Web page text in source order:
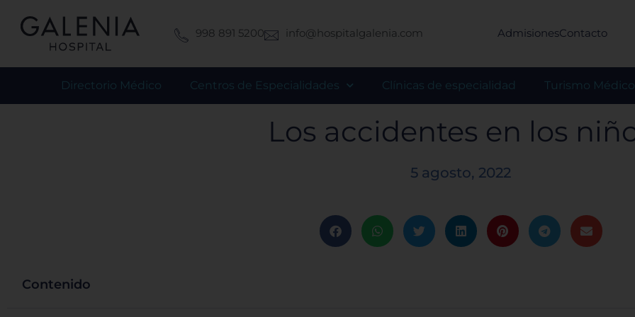
contenido
998 891 5200 info@hospitalgalenia.com AdmisionesContacto
Directorio Médico Centros de Especialidades Clínicas de especialidad Turismo Médico
Los accidentes en los
5 agosto, 2022
Contenido